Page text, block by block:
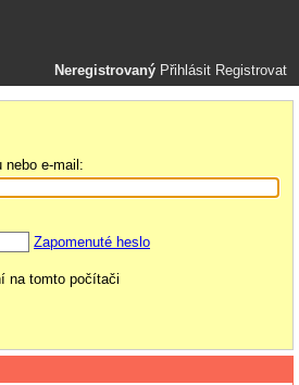
Neregistrovaný Přihlásit Registrovat
nebo e-mail:
Zapomenuté heslo
na tomto počítači